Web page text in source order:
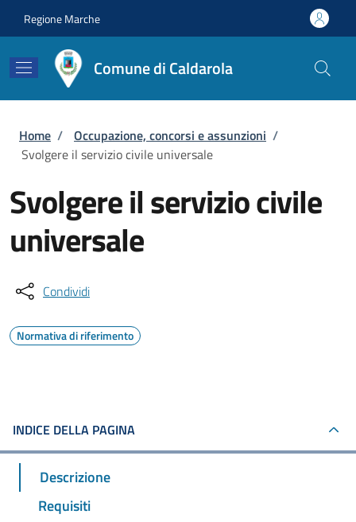
Regione Marche
Comune di Caldarola
Briciole di pane
Home / Occupazione, concorsi e assunzioni /
Svolgere il servizio civile universale
Svolgere il servizio civile
universale
Condividi
Normativa di riferimento
INDICE DELLA PAGINA
Descrizione
Requisiti